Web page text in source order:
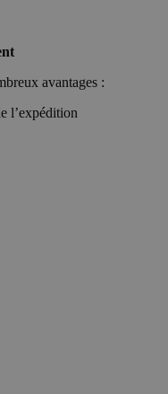
avantages :
l’expédition